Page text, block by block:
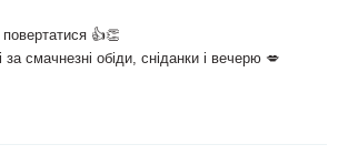
👍👏
смачнезні обіди, сніданки і вечерю 💋